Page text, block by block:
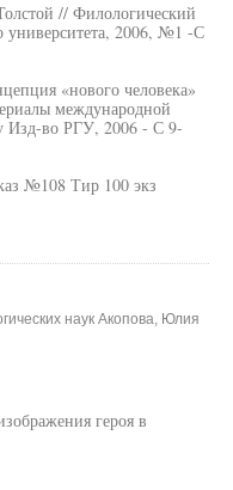
// Филологический
университета, 2006, №1 -С
«нового человека»
международной
Изд-во РГУ, 2006 - С 9-
№108 Тир 100 экз
наук Акопова, Юлия
героя в